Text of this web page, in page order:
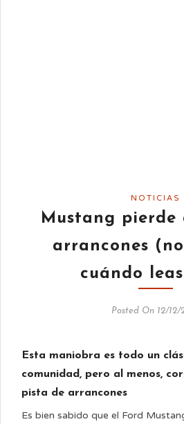
NOTICIAS
Mustang pierde
arrancones
cuándo
Posted On 12/12/
Esta maniobra es todo un
comunidad, pero al menos,
pista de arrancones
Es bien sabido que el Ford